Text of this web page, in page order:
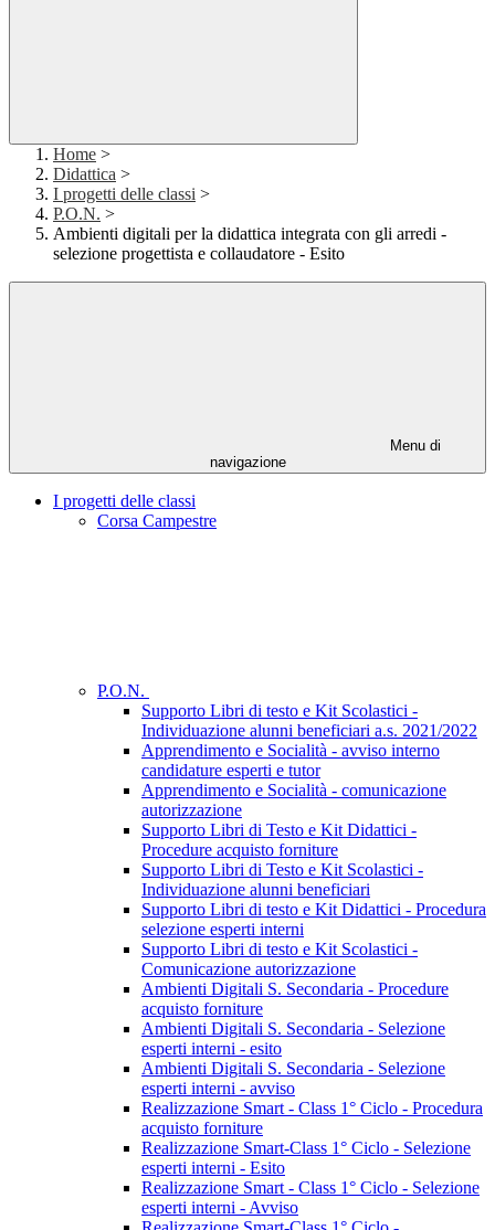
Home >
Didattica >
I progetti delle classi >
P.O.N. >
Ambienti digitali per la didattica integrata con gli arredi -
selezione progettista e collaudatore - Esito
Menu di
navigazione
I progetti delle classi
Corsa Campestre
P.O.N.
Supporto Libri di testo e Kit Scolastici -
Individuazione alunni beneficiari a.s. 2021/2022
Apprendimento e Socialità - avviso interno
candidature esperti e tutor
Apprendimento e Socialità - comunicazione
autorizzazione
Supporto Libri di Testo e Kit Didattici -
Procedure acquisto forniture
Supporto Libri di Testo e Kit Scolastici -
Individuazione alunni beneficiari
Supporto Libri di testo e Kit Didattici - Procedura
selezione esperti interni
Supporto Libri di testo e Kit Scolastici -
Comunicazione autorizzazione
Ambienti Digitali S. Secondaria - Procedure
acquisto forniture
Ambienti Digitali S. Secondaria - Selezione
esperti interni - esito
Ambienti Digitali S. Secondaria - Selezione
esperti interni - avviso
Realizzazione Smart - Class 1° Ciclo - Procedura
acquisto forniture
Realizzazione Smart-Class 1° Ciclo - Selezione
esperti interni - Esito
Realizzazione Smart - Class 1° Ciclo - Selezione
esperti interni - Avviso